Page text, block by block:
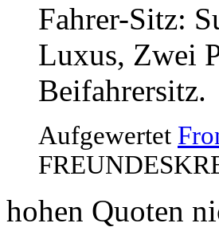
Fahrer-Sitz:
Luxus, Zwei
Beifahrersitz.
Aufgewertet
hohen Quoten